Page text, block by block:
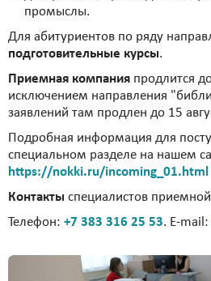
промыслы.
Для абитуриентов по ряду
подготовительные курсы.
Приемная компания продлится
исключением направления
заявлений там продлен до 15
Подробная информация для
специальном разделе на нашем
https://nokki.ru/incoming_01.html
Контакты специалистов
Телефон: +7 383 316 25 53. E-mail: